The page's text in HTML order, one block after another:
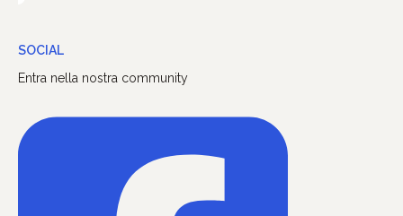
SOCIAL
Entra nella nostra community